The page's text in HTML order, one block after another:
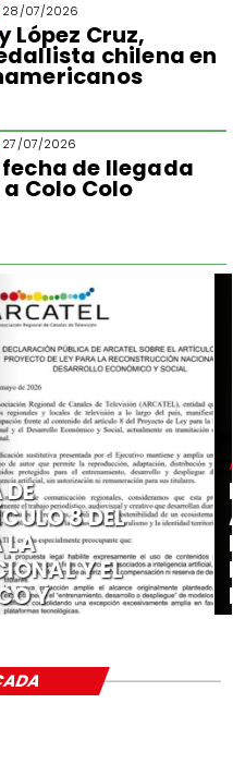
28/07/2026
López Cruz,
chilena en
27/07/2026
de llegada
Colo Colo
DE
8 DEL
LA
Y EL
Y